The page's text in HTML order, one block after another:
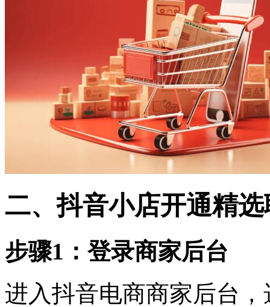
二、抖音小店开通精
步骤1：登录商家后台
进入抖音电商商家后台